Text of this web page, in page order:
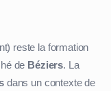
reste la formation
de Béziers. La
dans un contexte de